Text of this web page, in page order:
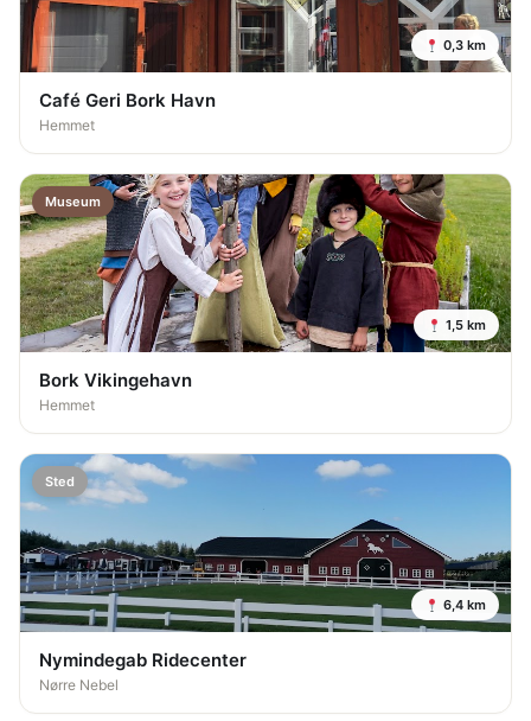
0,3 km
Café Geri Bork Havn
Hemmet
Museum
1,5 km
Bork Vikingehavn
Hemmet
Sted
6,4 km
Nymindegab Ridecenter
Nørre Nebel